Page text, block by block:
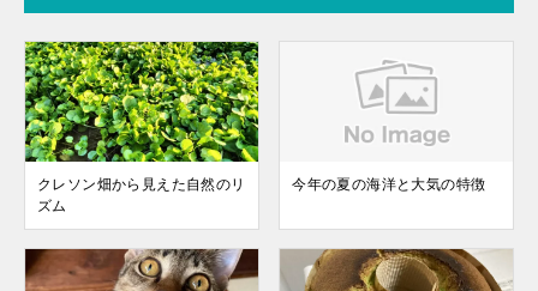
クレソン畑から見えた自然のリ
ズム
今年の夏の海洋と大気の特徴